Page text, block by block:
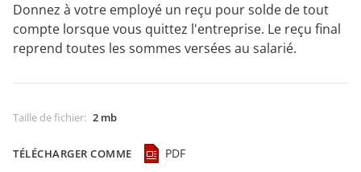
Donnez à votre employé un reçu pour solde de tout
compte lorsque vous quittez l'entreprise. Le reçu final
reprend toutes les sommes versées au salarié.
Taille de fichier: 2 mb
TÉLÉCHARGER COMME PDF